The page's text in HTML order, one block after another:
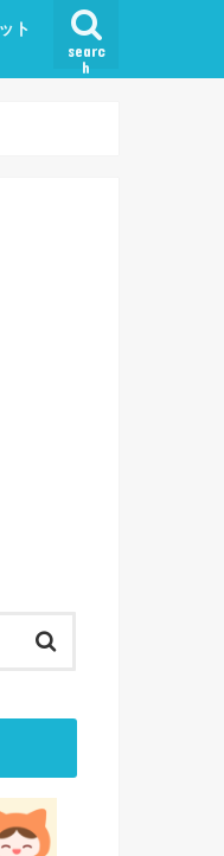
searc
h
ト